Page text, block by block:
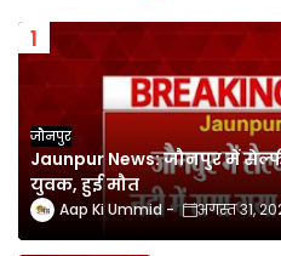
जौनपुर
Jaunpur News: जौनपुर में
युवक, हुई मौत
Aap Ki Ummid अगस्त 31,